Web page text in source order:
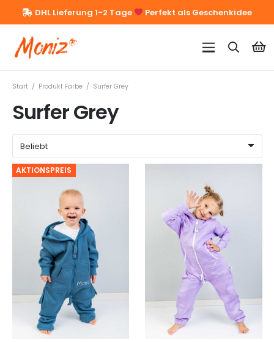
DHL Lieferung 1-2 Tage Perfekt als Geschenkidee
Start / Produkt Farbe / Surfer Grey
Surfer Grey
AKTIONSPREIS